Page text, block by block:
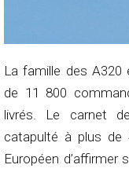
La famille des A320
de 11 800
livrés. Le carnet
catapulté à plus de
Européen